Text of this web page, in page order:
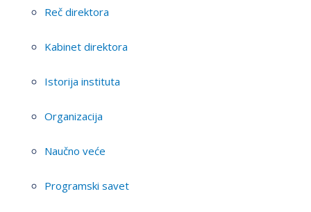
Reč direktora
Kabinet direktora
Istorija instituta
Organizacija
Naučno veće
Programski savet